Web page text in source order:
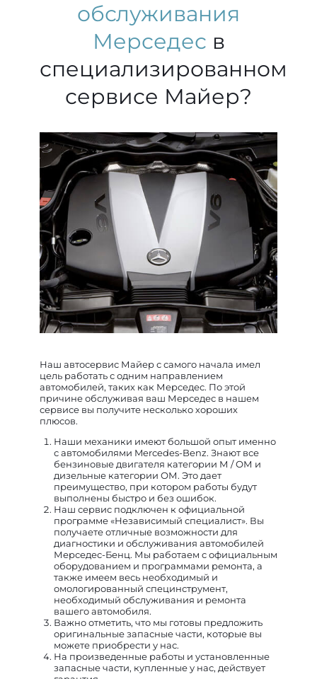
обслуживания
Мерседес в
специализированном
сервисе Майер?
Наш автосервис Майер с самого начала имел
цель работать с одним направлением
автомобилей, таких как Мерседес. По этой
причине обслуживая ваш Мерседес в нашем
сервисе вы получите несколько хороших
плюсов.
Наши механики имеют большой опыт именно
с автомобилями Mercedes-Benz. Знают все
бензиновые двигателя категории М / ОМ и
дизельные категории ОМ. Это дает
преимущество, при котором работы будут
выполнены быстро и без ошибок.
Наш сервис подключен к официальной
программе «Независимый специалист». Вы
получаете отличные возможности для
диагностики и обслуживания автомобилей
Мерседес-Бенц. Мы работаем с официальным
оборудованием и программами ремонта, а
также имеем весь необходимый и
омологированный специнструмент,
необходимый обслуживания и ремонта
вашего автомобиля.
Важно отметить, что мы готовы предложить
оригинальные запасные части, которые вы
можете приобрести у нас.
На произведенные работы и установленные
запасные части, купленные у нас, действует